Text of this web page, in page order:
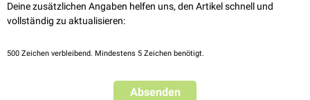
Deine zusätzlichen Angaben helfen uns, den Artikel schnell und
vollständig zu aktualisieren:
500 Zeichen verbleibend. Mindestens 5 Zeichen benötigt.
Absenden